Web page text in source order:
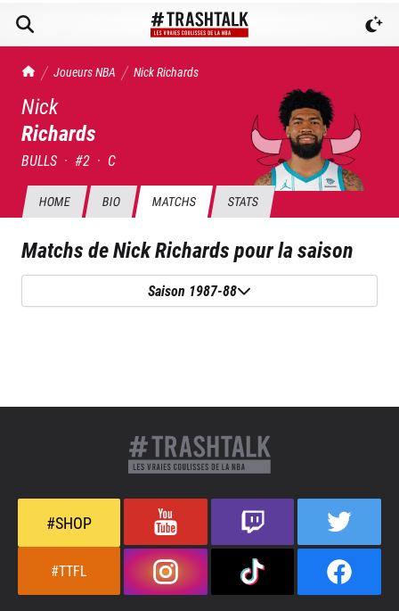
TrashTalk Actu NBA
Joueurs NBA NickRichards
Nick
Richards
BULLS · #2 · C
HOME BIO MATCHS STATS
Matchs deNick Richardspour la saison
Saison 1987-88
#SHOP
#TTFL